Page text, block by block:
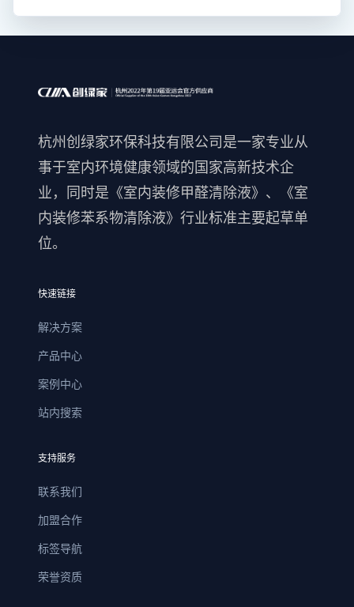
杭州创绿家环保科技有限公司是一家专业从
事于室内环境健康领域的国家高新技术企
业，同时是《室内装修甲醛清除液》、《室
内装修苯系物清除液》行业标准主要起草单
位。
快速链接
解决方案
产品中心
案例中心
站内搜索
支持服务
联系我们
加盟合作
标签导航
荣誉资质